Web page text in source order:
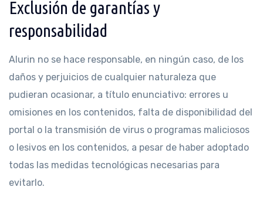
Exclusión de garantías y
responsabilidad
Alurin no se hace responsable, en ningún caso, de los
daños y perjuicios de cualquier naturaleza que
pudieran ocasionar, a título enunciativo: errores u
omisiones en los contenidos, falta de disponibilidad del
portal o la transmisión de virus o programas maliciosos
o lesivos en los contenidos, a pesar de haber adoptado
todas las medidas tecnológicas necesarias para
evitarlo.